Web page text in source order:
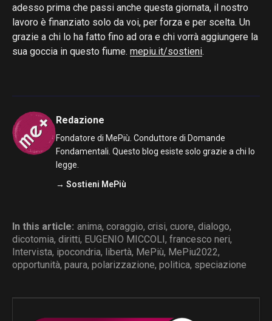
adesso prima che passi anche questa giornata, il nostro
lavoro è finanziato solo da voi, per forza e per scelta. Un
grazie a chi lo ha fatto fino ad ora e chi vorrà aggiungere la
sua goccia in questo fiume. mepiu.it/sostieni.
Redazione
Fondatore di MePiù. Conduttore di Domande
Fondamentali. Questo blog esiste solo grazie a chi lo
legge.
→ Sostieni MePiù
In this article: anima, coraggio, crisi, cuore, dialogo,
dicotomia, diritti, EUGENIO MICCOLI, francesco neri,
Intervista, ipocondria, libertà, MePiù, MePiu2022,
opportunità, paura, polarizzazione, politica, speciazione